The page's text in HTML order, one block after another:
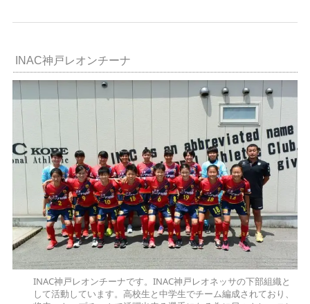
INAC神戸レオンチーナ
INAC神戸レオンチーナです。INAC神戸レオネッサの下部組織と
して活動しています。高校生と中学生でチーム編成されており、